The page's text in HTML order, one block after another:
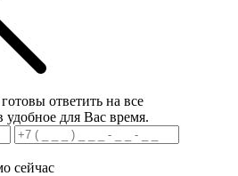
ответить на все
для Вас время.
сейчас